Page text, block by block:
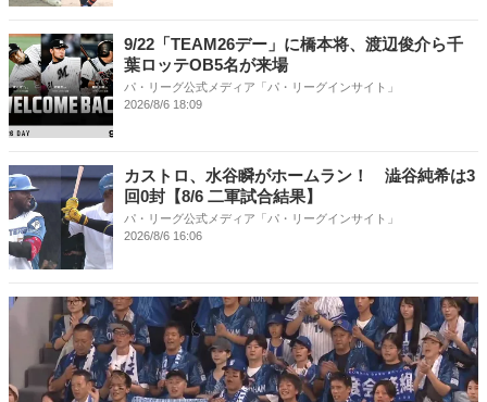
9/22「TEAM26デー」に橋本将、渡辺俊介ら千
葉ロッテOB5名が来場
パ・リーグ公式メディア「パ・リーグインサイト」
2026/8/6 18:09
カストロ、水谷瞬がホームラン！ 澁谷純希は3
回0封【8/6 二軍試合結果】
パ・リーグ公式メディア「パ・リーグインサイト」
2026/8/6 16:06